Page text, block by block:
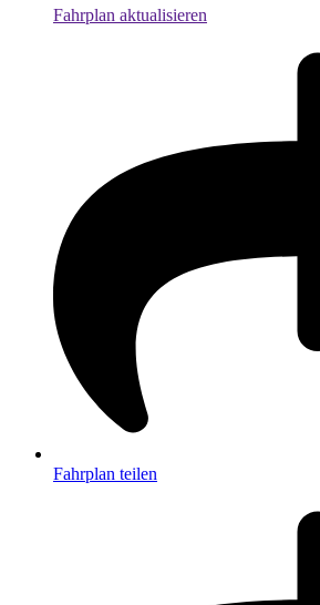
Fahrplan aktualisieren
Fahrplan teilen